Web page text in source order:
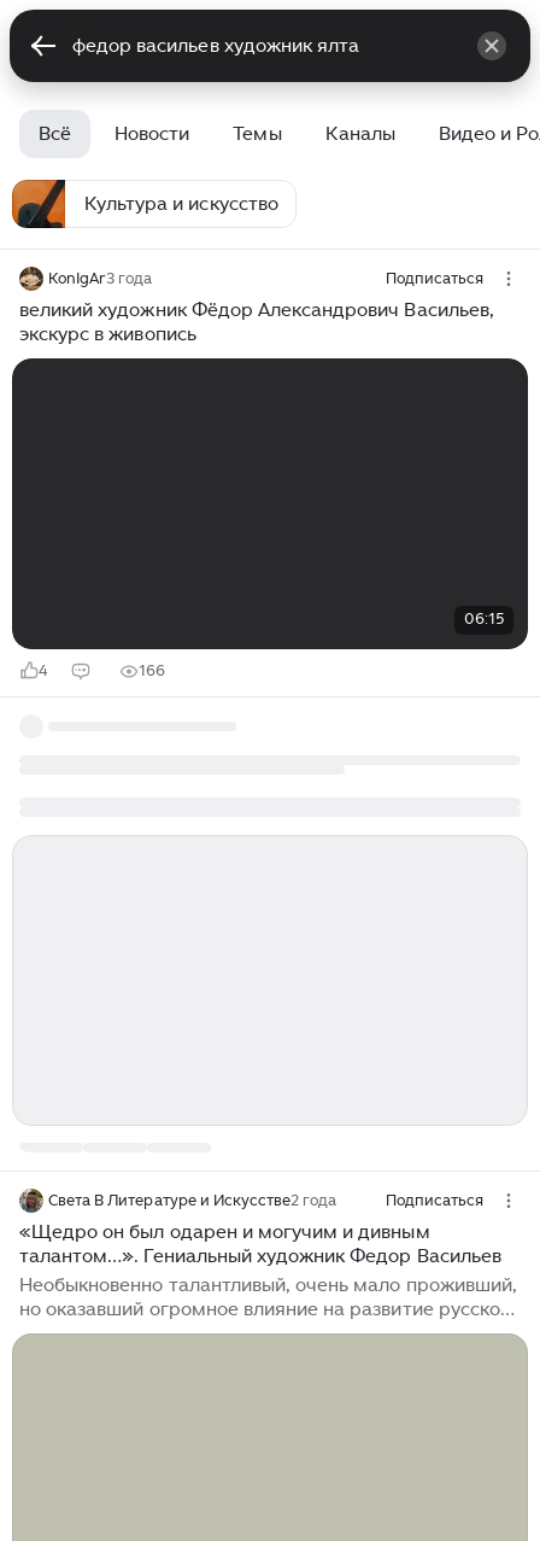
Всё Новости Темы Каналы Видео и
Культура и искусство
KonIgAr3 года Подписаться
великий художник Фёдор Александрович Васильев,
экскурс в живопись
06:15
4 166
Света В Литературе и Искусстве2 года Подписаться
«Щедро он был одарен и могучим и дивным
талантом…». Гениальный художник Федор Васильев
Необыкновенно талантливый, очень мало проживший,
но оказавший огромное влияние на развитие русского
искусства живописец – Федор Васильев – сегодня